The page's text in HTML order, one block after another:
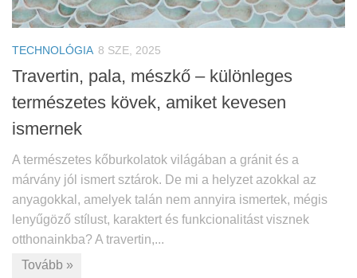
TECHNOLÓGIA 8 SZE, 2025
Travertin, pala, mészkő – különleges
természetes kövek, amiket kevesen
ismernek
A természetes kőburkolatok világában a gránit és a
márvány jól ismert sztárok. De mi a helyzet azokkal az
anyagokkal, amelyek talán nem annyira ismertek, mégis
lenyűgöző stílust, karaktert és funkcionalitást visznek
otthonainkba? A travertin,...
Tovább »